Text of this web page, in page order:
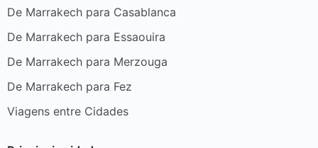
De Marrakech para Casablanca
De Marrakech para Essaouira
De Marrakech para Merzouga
De Marrakech para Fez
Viagens entre Cidades